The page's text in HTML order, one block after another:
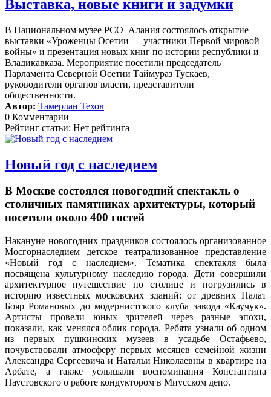
Выставка, новые книги и задумки
В Национальном музее РСО–Алания состоялось открытие
выставки «Уроженцы Осетии — участники Первой мировой
войны» и презентация новых книг по истории республики и
Владикавказа. Мероприятие посетили председатель
Парламента Северной Осетии Таймураз Тускаев,
руководители органов власти, представители
общественности.
Автор: Тамерлан Техов
0 Комментарии
Рейтинг статьи: Нет рейтинга
Новый год с наследием
В Москве состоялся новогодний спектакль о
столичных памятниках архитектуры, который
посетили около 400 гостей
Накануне новогодних праздников состоялось организованное
Мосгорнаследием детское театрализованное представление
«Новый год с наследием».
Тематика спектакля была
посвящена культурному наследию города. Дети совершили
архитектурное путешествие по столице и погрузились в
историю известных московских зданий: от древних Палат
Бояр Романовых до модернистского клуба завода «Каучук».
Артисты провели юных зрителей через разные эпохи,
показали, как менялся облик города. Ребята узнали об одном
из первых пушкинских музеев в усадьбе Остафьево,
почувствовали атмосферу первых месяцев семейной жизни
Александра Сергеевича и Натальи Николаевны в квартире на
Арбате, а также услышали воспоминания Константина
Паустовского о работе кондуктором в Миусском депо.